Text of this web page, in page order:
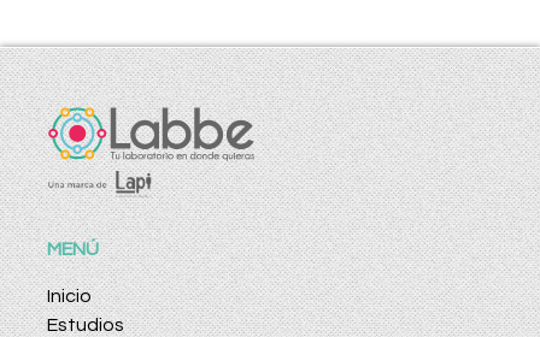
MENÚ
Inicio
Estudios